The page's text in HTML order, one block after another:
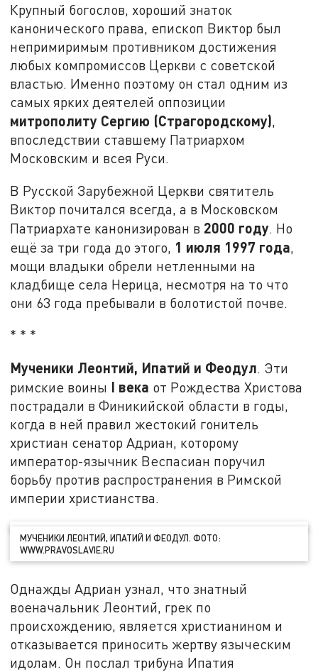
Крупный богослов, хороший знаток
канонического права, епископ Виктор был
непримиримым противником достижения
любых компромиссов Церкви с советской
властью. Именно поэтому он стал одним из
самых ярких деятелей оппозиции
митрополиту Сергию (Страгородскому),
впоследствии ставшему Патриархом
Московским и всея Руси.
В Русской Зарубежной Церкви святитель
Виктор почитался всегда, а в Московском
Патриархате канонизирован в 2000 году. Но
ещё за три года до этого, 1 июля 1997 года,
мощи владыки обрели нетленными на
кладбище села Нерица, несмотря на то что
они 63 года пребывали в болотистой почве.
* * *
Мученики Леонтий, Ипатий и Феодул. Эти
римские воины I века от Рождества Христова
пострадали в Финикийской области в годы,
когда в ней правил жестокий гонитель
христиан сенатор Адриан, которому
император-язычник Веспасиан поручил
борьбу против распространения в Римской
империи христианства.
МУЧЕНИКИ ЛЕОНТИЙ, ИПАТИЙ И ФЕОДУЛ. ФОТО:
WWW.PRAVOSLAVIE.RU
Однажды Адриан узнал, что знатный
военачальник Леонтий, грек по
происхождению, является христианином и
отказывается приносить жертву языческим
идолам. Он послал трибуна Ипатия